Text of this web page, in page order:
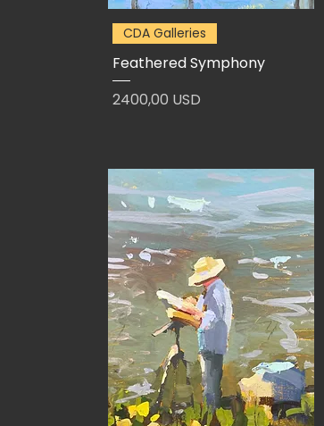
CDA Galleries
Feathered Symphony
Prezzo
2400,00 USD